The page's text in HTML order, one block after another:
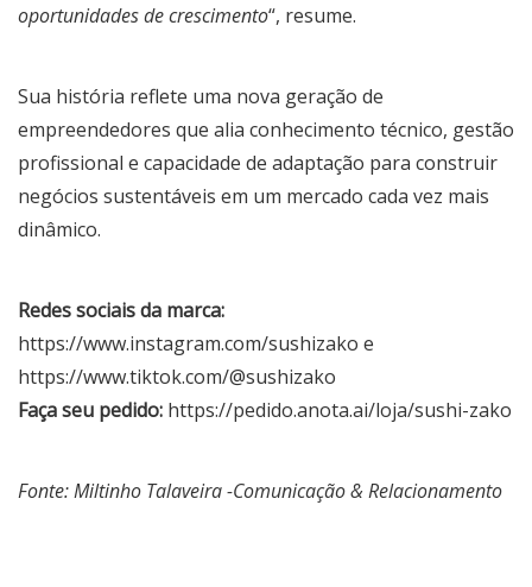
oportunidades de crescimento“, resume.
Sua história reflete uma nova geração de
empreendedores que alia conhecimento técnico, gestão
profissional e capacidade de adaptação para construir
negócios sustentáveis em um mercado cada vez mais
dinâmico.
Redes sociais da marca:
https://www.instagram.com/sushizako e
https://www.tiktok.com/@sushizako
Faça seu pedido: https://pedido.anota.ai/loja/sushi-zako
Fonte: Miltinho Talaveira -Comunicação & Relacionamento